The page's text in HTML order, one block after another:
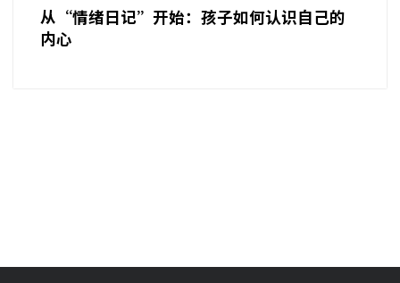
从“情绪日记”开始：孩子如何认识自己的
内心